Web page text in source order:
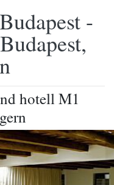
-
hotell M1